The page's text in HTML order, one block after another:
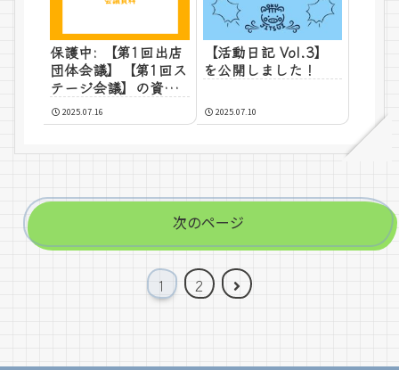
保護中: 【第1回出店
団体会議】【第1回ス
テージ会議】の資料
を公開しました！※
学内者向け※
2025.07.16
【活動日記 Vol.3】
を公開しました！
2025.07.10
次のページ
1 2
次